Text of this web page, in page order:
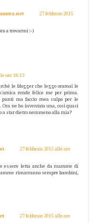
27 febbraio 2015
a trovarmi :-)
ore 18:13
le blogger che leggo oramai le
rende felice me per prima.
ma faccio mea culpa per le
Ora ne ho inventata una, così quasi
a star dietro nemmeno alla mia?
27 febbraio 2015 alle ore
essere letta anche da mamme di
rimarranno sempre bambini,
27 febbraio 2015 alle ore